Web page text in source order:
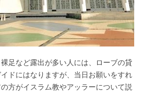
足など露出が多い人には、ローブの貸
ドにはなりますが、当日お願いをすれ
方がイスラム教やアッラーについて説